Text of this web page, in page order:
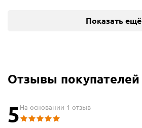
Показать ещё
Отзывы покупателей
5На основании 1 отзыв